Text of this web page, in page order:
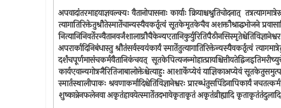
अपवादांतरमाहयाज्ञवल्क्यः वैतानोपासनाः कार्याः क्रियाश्चश्रुतिचोदनात्
त्यागातिरिक्तेतुश्रौतेस्मार्तेचान्यस्यैवकर्तृत्वं सूतकेमृतकेचैव अशक्तौश्राद्धभोजने
अपरार्कादिनिबंधास्तु श्रौतंसर्वस्वयंकार्यं स्मार्तेतुत्यागातिरिक्तेन्यस्यैवकर्तृत्वं
दर्शंचपूर्णमासंचकर्मवैतानिकंचयत्
कार्यएवान्यगोत्रजैरितिजाबालोक्तेश्चेत्याहुः आशार्केप्येवं याज्ञिकाअप्येवं
स्मार्तस्थालीपाकः श्रवणाकर्मादिश्चेतिविज्ञानेश्वरः प्रारब्धंतुसपिंडेनापिकार्यं
शुष्कान्नेनफलेनवा अकृतंहावयेत्स्मार्तेतदभावेकृताकृतं अकृतंव्रीह्यादि कृताकृतंतंदुलादि